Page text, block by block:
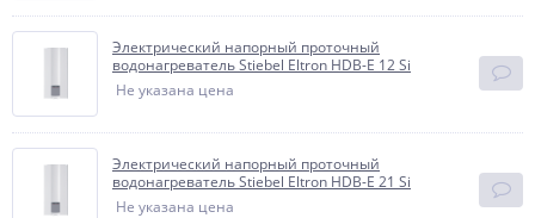
Электрический напорный проточный
водонагреватель Stiebel Eltron HDB-E 12 Si
Не указана цена
Электрический напорный проточный
водонагреватель Stiebel Eltron HDB-E 21 Si
Не указана цена